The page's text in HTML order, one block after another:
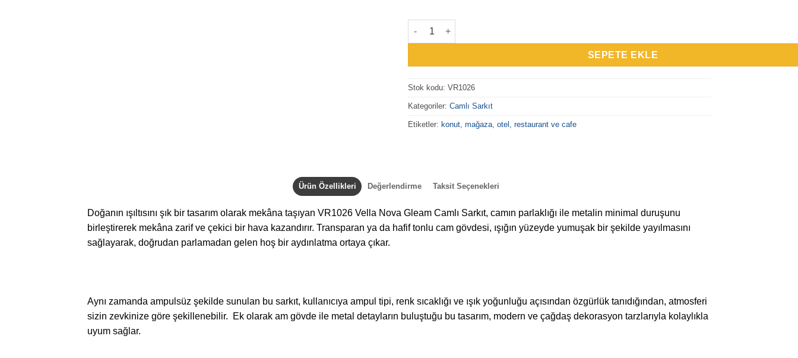
VR1026 – Vella Nova Gleam Camlı Sarkıt adet
SEPETE EKLE
Stok kodu: VR1026
Kategoriler: Camlı Sarkıt
Etiketler: konut, mağaza, otel , restaurant ve cafe
Ürün Özellikleri Değerlendirme Taksit Seçenekleri
Doğanın ışıltısını şık bir tasarım olarak mekâna taşıyan VR1026 Vella Nova Gleam Camlı Sarkıt, camın parlaklığı ile metalin minimal duruşunu
birleştirerek mekâna zarif ve çekici bir hava kazandırır. Transparan ya da hafif tonlu cam gövdesi, ışığın yüzeyde yumuşak bir şekilde yayılmasını
sağlayarak, doğrudan parlamadan gelen hoş bir aydınlatma ortaya çıkar.
Aynı zamanda ampulsüz şekilde sunulan bu sarkıt, kullanıcıya ampul tipi, renk sıcaklığı ve ışık yoğunluğu açısından özgürlük tanıdığından, atmosferi
sizin zevkinize göre şekillenebilir. Ek olarak am gövde ile metal detayların buluştuğu bu tasarım, modern ve çağdaş dekorasyon tarzlarıyla kolaylıkla
uyum sağlar.